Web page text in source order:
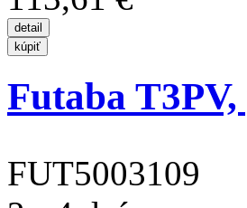
Futaba
FUT5003109